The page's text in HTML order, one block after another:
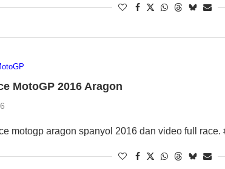
MotoGP 2016 Aragon
motogp aragon spanyol 2016 dan video full race.